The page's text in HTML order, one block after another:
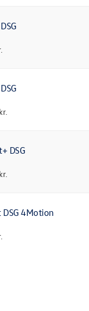
DSG
DSG 4Motion